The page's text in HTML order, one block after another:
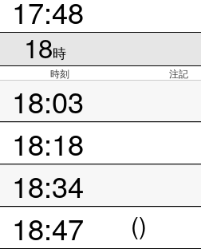
17:48
18時
時刻 注記
18:03
18:18
18:34
18:47
()